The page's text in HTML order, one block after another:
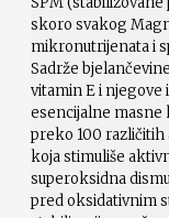
skoro svakog
mikronutrijenata i
Sadrže
vitamin E i njegove
esencijalne masne
preko 100 različitih
koja stimuliše
superoksidna
pred oksidativnim